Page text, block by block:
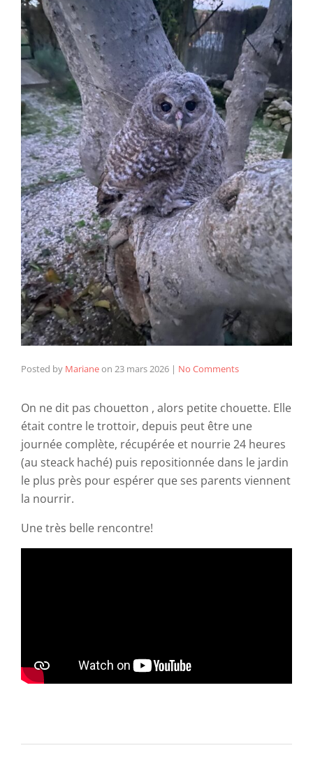
Posted by Marianeon 23 mars 2026 | No Comments
On ne dit pas chouetton , alors petite chouette. Elle
était contre le trottoir, depuis peut être une
journée complète, récupérée et nourrie 24 heures
(au steack haché) puis repositionnée dans le jardin
le plus près pour espérer que ses parents viennent
la nourrir.
Une très belle rencontre!